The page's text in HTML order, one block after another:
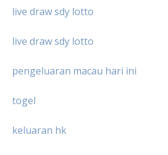
live draw sdy lotto
live draw sdy lotto
pengeluaran macau hari ini
togel
keluaran hk